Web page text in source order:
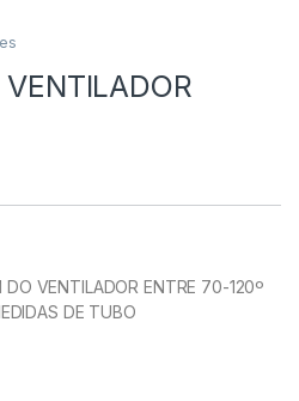
DO VENTILADOR ENTRE 70-120º
DE TUBO